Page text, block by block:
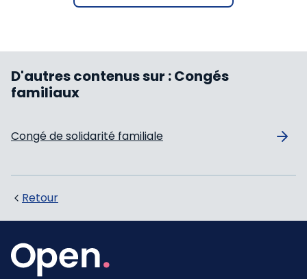
D'autres contenus sur :Congés
familiaux
Congé de solidarité familiale
Retour